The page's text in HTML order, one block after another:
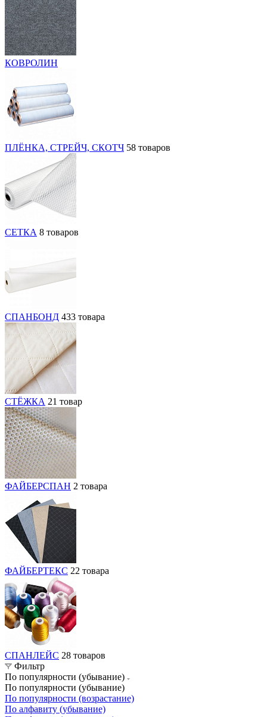
КОВРОЛИН
ПЛЁНКА, СТРЕЙЧ, СКОТЧ 58 товаров
СЕТКА 8 товаров
СПАНБОНД 433 товара
СТЁЖКА 21 товар
ФАЙБЕРСПАН 2 товара
ФАЙБЕРТЕКС 22 товара
СПАНЛЕЙС 28 товаров
Фильтр
По популярности (убывание)
По популярности (убывание)
По популярности (возрастание)
По алфавиту (убывание)